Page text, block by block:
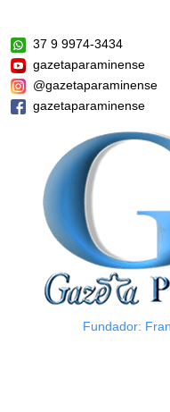
37 9 9974-3434
gazetaparaminense
@gazetaparaminense
gazetaparaminense
Fundador: